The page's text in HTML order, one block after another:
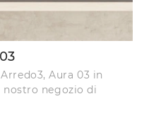
Aura 03 in
negozio di